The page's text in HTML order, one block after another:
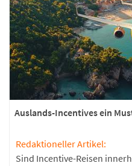
Auslands-Incentives ein
Redaktioneller Artikel:
Sind Incentive-Reisen